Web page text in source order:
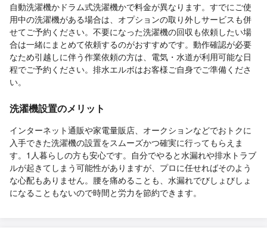
自動洗濯機かドラム式洗濯機かで料金が異なります。すでにご使
用中の洗濯機がある場合は、オプションの取り外しサービスも併
せてご予約ください。不要になった洗濯機の回収も依頼したい場
合は一緒にまとめて依頼するのがおすすめです。動作確認が必要
なため引越しに伴う作業依頼の方は、電気・水道が利用可能な日
程でご予約ください。排水エルボはお客様ご自身でご準備くださ
い。
洗濯機設置のメリット
インターネット通販や家電量販店、オークションなどでおトクに
入手できた洗濯機の設置をスムーズかつ確実に行ってもらえま
す。1人暮らしの方も安心です。自分でやると水漏れや排水トラブ
ルが起きてしまう可能性がありますが、プロに任せればそのよう
な心配もありません。腰を痛めることも、水漏れでびしょびしょ
になることもないので時間と労力を節約できます。